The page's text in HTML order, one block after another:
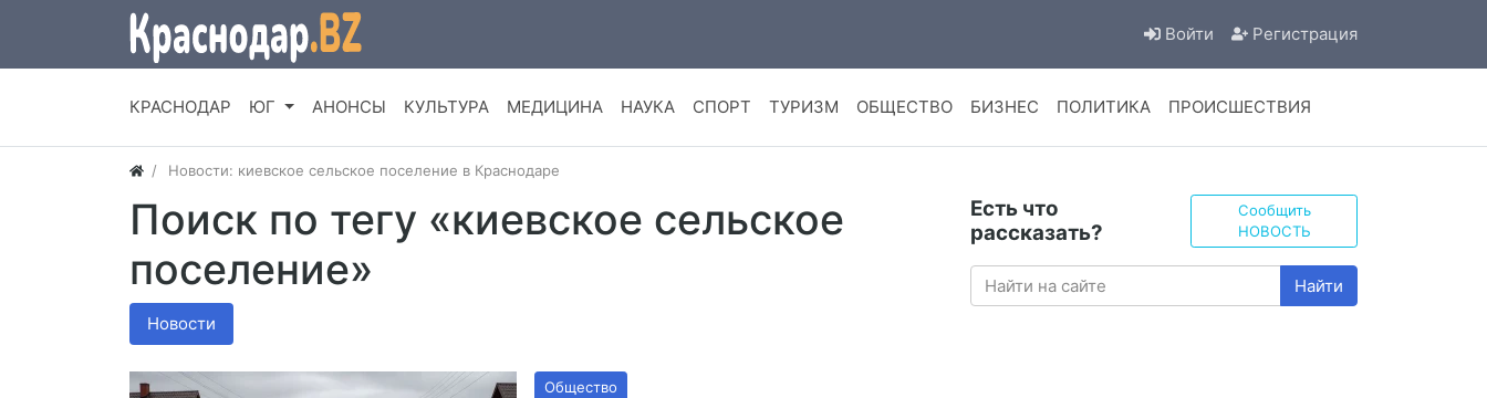
Войти Регистрация
КРАСНОДАР ЮГ АНОНСЫ КУЛЬТУРА МЕДИЦИНА НАУКА СПОРТ ТУРИЗМ ОБЩЕСТВО БИЗНЕС ПОЛИТИКА ПРОИСШЕСТВИЯ
Новости: киевское сельское поселение в Краснодаре
Поиск по тегу «киевское сельское
поселение»
Новости
Общество
Есть что
рассказать?
Сообщить
НОВОСТЬ
Найти